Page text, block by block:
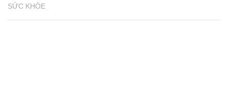
SỨC KHỎE